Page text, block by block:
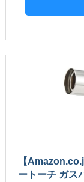
【
ートーチ ガス